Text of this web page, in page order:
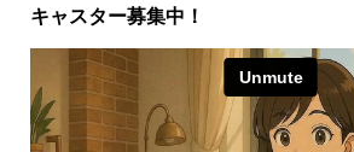
キャスター募集中！